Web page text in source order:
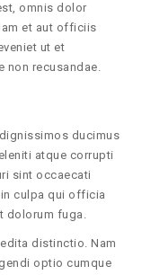
omnis dolor
et aut officiis
ut et
non recusandae.
ducimus
atque corrupti
sint occaecati
culpa qui officia
dolorum fuga.
distinctio. Nam
optio cumque